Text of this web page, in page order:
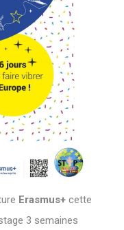
Erasmus+ cette
3 semaines